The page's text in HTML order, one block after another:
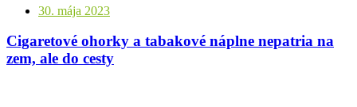
30. mája 2023
Cigaretové ohorky a tabakové náplne nepatria na
zem, ale do cesty